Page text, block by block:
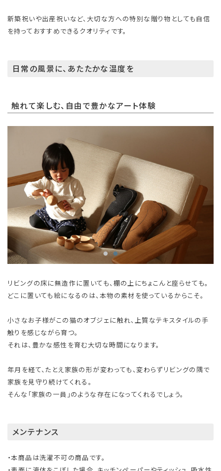
新築祝いや出産祝いなど、大切な方への特別な贈り物としても自信
を持っておすすめできるクオリティです。
日常の風景に、あたたかな温度を
触れて楽しむ、自由で豊かなアート体験
リビングの床に無造作に置いても、棚の上にちょこんと座らせても。
どこに置いても絵になるのは、本物の素材を使っているからこそ。
小さなお子様がこの猫のオブジェに触れ、上質なテキスタイルの手
触りを感じながら育つ。
それは、豊かな感性を育む大切な時間になります。
年月を経て、たとえ家族の形が変わっても、変わらずリビングの隅で
家族を見守り続けてくれる。
そんな「家族の一員」のような存在になってくれるでしょう。
メンテナンス
・本商品は洗濯不可の商品です。